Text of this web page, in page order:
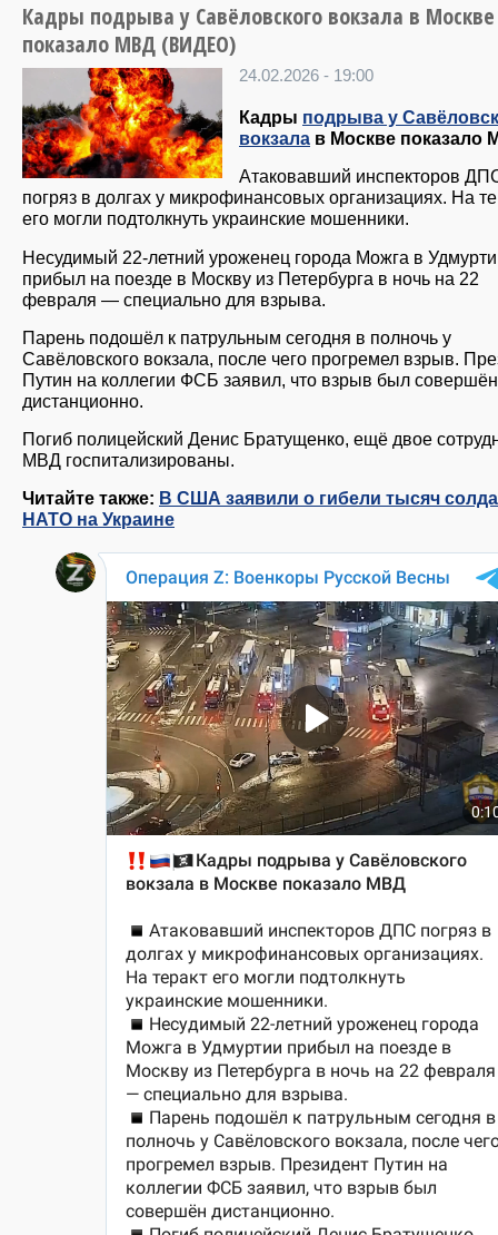
Кадры подрыва у Савёловского вокзала в Москве
показало МВД (ВИДЕО)
24.02.2026 - 19:00
Кадры подрыва у
вокзала в Москве показало
Атаковавший инспекторов
погряз в долгах у микрофинансовых организациях. На
его могли подтолкнуть украинские мошенники.
Несудимый 22-летний уроженец города Можга в
прибыл на поезде в Москву из Петербурга в ночь на 22
февраля — специально для взрыва.
Парень подошёл к патрульным сегодня в полночь у
Савёловского вокзала, после чего прогремел взрыв.
Путин на коллегии ФСБ заявил, что взрыв был совершён
дистанционно.
Погиб полицейский Денис Братущенко, ещё двое
МВД госпитализированы.
Читайте также: В США заявили о гибели тысяч
НАТО на Украине